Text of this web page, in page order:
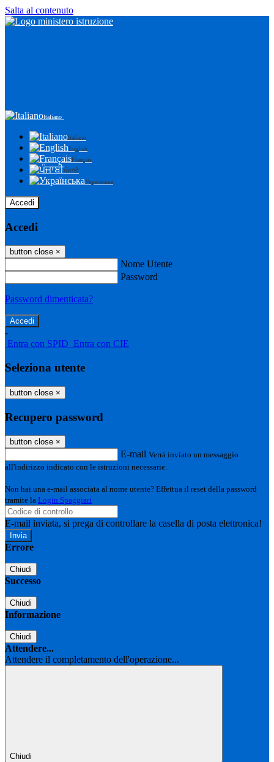
Salta al contenuto
Italiano
Italiano
English
Français
ਪੰਜਾਬੀ
Українська
Accedi
Accedi
button close ×
Nome Utente
Password
Password dimenticata?
-
Entra con SPID Entra con CIE
Seleziona utente
button close ×
Recupero password
button close ×
E-mail Verrà inviato un messaggio
all'indirizzo indicato con le istruzioni necessarie.
Non hai una e-mail associata al nome utente? Effettua il reset della password
tramite la Login Spaggiari
E-mail inviata, si prega di controllare la casella di posta elettronica!
Errore
Chiudi
Successo
Chiudi
Informazione
Chiudi
Attendere...
Attendere il completamento dell'operazione...
Chiudi